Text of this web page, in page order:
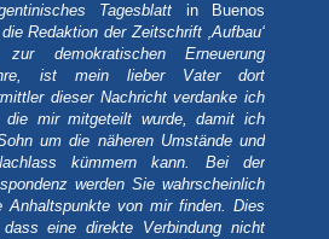
Tagesblatt in Buenos
Redaktion der Zeitschrift ‚Aufbau‘
zur demokratischen Erneuerung
ist mein lieber Vater dort
dieser Nachricht verdanke ich
mir mitgeteilt wurde, damit ich
um die näheren Umstände und
kümmern kann.
Bei der
werden Sie wahrscheinlich
Anhaltspunkte von mir finden. Dies
eine direkte Verbindung nicht